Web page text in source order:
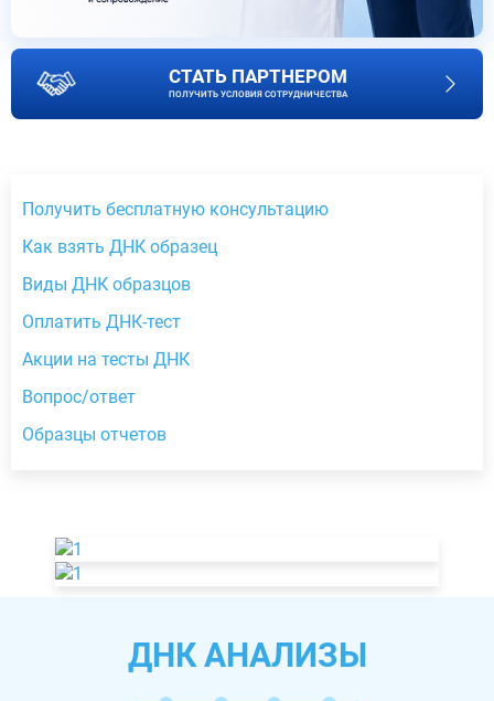
СТАТЬ ПАРТНЕРОМ
ПОЛУЧИТЬ УСЛОВИЯ СОТРУДНИЧЕСТВА
Получить бесплатную консультацию
Как взять ДНК образец
Виды ДНК образцов
Оплатить ДНК-тест
Акции на тесты ДНК
Вопрос/ответ
Образцы отчетов
ДНК АНАЛИЗЫ